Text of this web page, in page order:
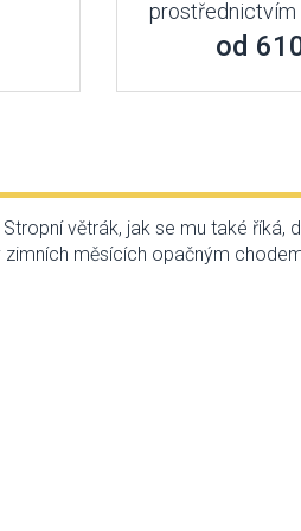
prostřednictvím
od
větrák, jak se mu také říká,
měsících opačným